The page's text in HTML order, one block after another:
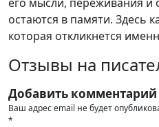
остаются в памяти. Здесь
которая откликнется
Отзывы на
Добавить комментарий
Ваш адрес email не будет
*